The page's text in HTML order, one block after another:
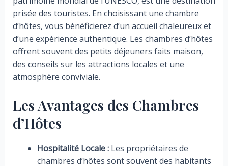
prisée des touristes. En choisissant une chambre
d’hôtes, vous bénéficierez d’un accueil chaleureux et
d’une expérience authentique. Les chambres d’hôtes
offrent souvent des petits déjeuners faits maison,
des conseils sur les attractions locales et une
atmosphère conviviale.
Les Avantages des Chambres
d’Hôtes
Hospitalité Locale :Les propriétaires de
chambres d’hôtes sont souvent des habitants